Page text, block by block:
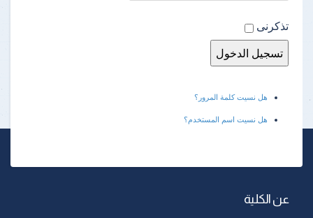
تذكرنى
هل نسيت كلمة المرور؟
هل نسيت اسم المستخدم؟
عن الكلية